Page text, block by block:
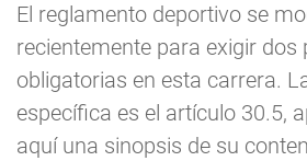
El reglamento deportivo se
recientemente para exigir dos
obligatorias en esta carrera.
específica es el artículo 30.5,
aquí una sinopsis de su